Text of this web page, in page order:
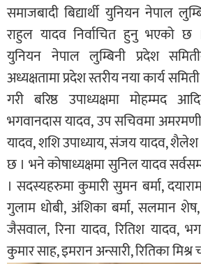
समाजबादी बिद्यार्थी युनियन नेपाल
राहुल यादव निर्वाचित हुनु भएको छ ।
युनियन नेपाल लुम्बिनी प्रदेश
अध्यक्षतामा प्रदेश स्तरीय नया कार्य
गरी बरिष्ठ उपाध्यक्षमा मोहम्मद
भगवानदास यादव, उप सचिवमा
यादव, शशि उपाध्याय, संजय यादव,
छ । भने कोषाध्यक्षमा सुनिल यादव
। सदस्यहरुमा कुमारी सुमन बर्मा,
गुलाम धोबी, अंशिका बर्मा, सलमान
जैसवाल, रिना यादव, रितिश यादव,
कुमार साह, इमरान अन्सारी, रितिका